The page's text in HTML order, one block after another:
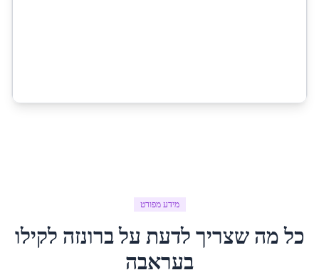
מידע מפורט
כל מה שצריך לדעת עלברונזה לקילו
בעראבה